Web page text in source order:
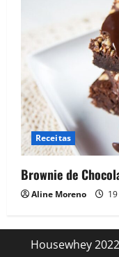
Receitas
Brownie de
Aline Moreno
Housewhey